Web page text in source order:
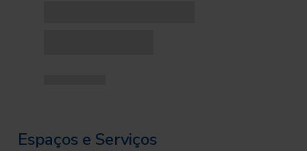
Espaços e Serviços